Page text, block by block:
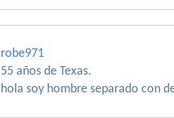
robe971
55 años de Texas.
hola soy hombre separado con